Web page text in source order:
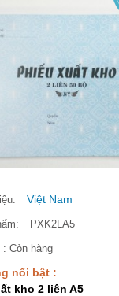
Việt Nam
PXK2LA5
: Còn hàng
nổi bật :
kho 2 liên A5